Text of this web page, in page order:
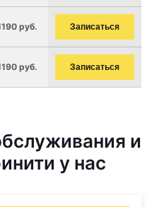
руб. Записаться
руб. Записаться
и
у нас